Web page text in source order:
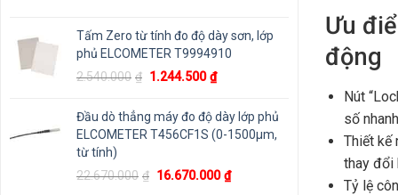
Tấm Zero từ tính đo độ dày sơn, lớp
phủ ELCOMETER T9994910
2.540.000 ₫ Giá
là:
2.540.000₫.
1.244.500 ₫Giá
tại
là:
Đầu dò thẳng máy đo độ dày lớp phủ
ELCOMETER T456CF1S (0-1500μm,
từ tính)
22.670.000 ₫ Giá
16.670.000 ₫Giá
Ưu
động
Nút
số
Thiết kế
thay đổi
Tỷ lệ